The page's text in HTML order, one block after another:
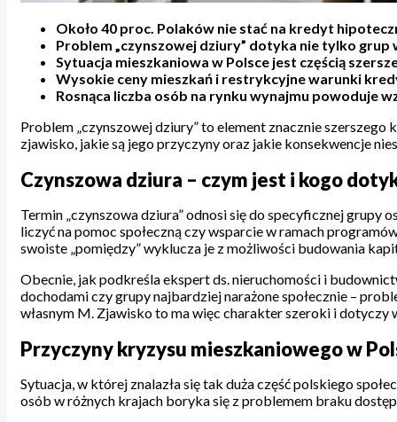
Około 40 proc. Polaków nie stać na kredyt
Problem „czynszowej dziury” dotyka nie tylko
Sytuacja mieszkaniowa w Polsce jest częścią
Wysokie ceny mieszkań i restrykcyjne warunki
Rosnąca liczba osób na rynku wynajmu powoduje
Problem „czynszowej dziury” to element znacznie
zjawisko, jakie są jego przyczyny oraz jakie konsekwencje
Czynszowa dziura – czym jest i kogo
Termin „czynszowa dziura” odnosi się do specyficznej grupy
liczyć na pomoc społeczną czy wsparcie w ramach
swoiste „pomiędzy” wyklucza je z możliwości budowania
Obecnie, jak podkreśla ekspert ds. nieruchomości i
dochodami czy grupy najbardziej narażone społecznie –
własnym M. Zjawisko to ma więc charakter szeroki i dotyczy
Przyczyny kryzysu mieszkaniowego w
Sytuacja, w której znalazła się tak duża część polskiego
osób w różnych krajach boryka się z problemem braku